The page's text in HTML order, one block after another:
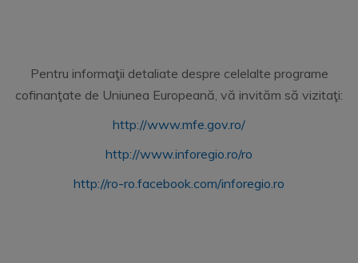
Pentru informaţii detaliate despre celelalte programe
cofinanţate de Uniunea Europeană, vă invităm să vizitaţi:
http://www.mfe.gov.ro/
http://www.inforegio.ro/ro
http://ro-ro.facebook.com/inforegio.ro